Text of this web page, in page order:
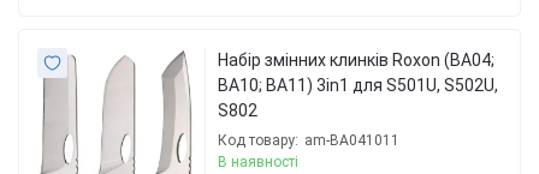
Набір змінних клинків Roxon (BA04;
BA10; BA11) 3in1 для S501U, S502U,
S802
Код товару: am-BA041011
В наявності